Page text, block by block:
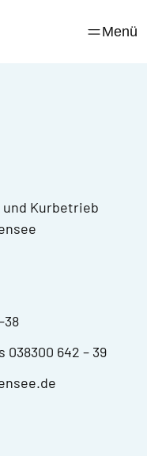
Menü
und Kurbetrieb
38
642 – 39